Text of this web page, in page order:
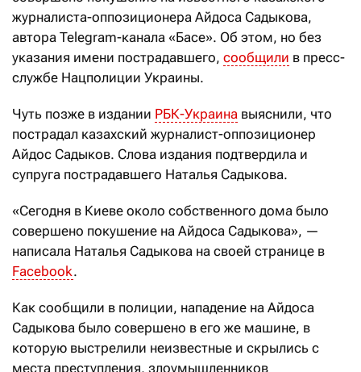
журналиста-оппозиционера Айдоса Садыкова,
автора Telegram-канала «Басе». Об этом, но без
указания имени пострадавшего, сообщили в пресс-
службе Нацполиции Украины.
Чуть позже в издании РБК-Украина выяснили, что
пострадал казахский журналист-оппозиционер
Айдос Садыков. Слова издания подтвердила и
супруга пострадавшего Наталья Садыкова.
«Сегодня в Киеве около собственного дома было
совершено покушение на Айдоса Садыкова», —
написала Наталья Садыкова на своей странице в
Facebook.
Как сообщили в полиции, нападение на Айдоса
Садыкова было совершено в его же машине, в
которую выстрелили неизвестные и скрылись с
места преступления, злоумышленников